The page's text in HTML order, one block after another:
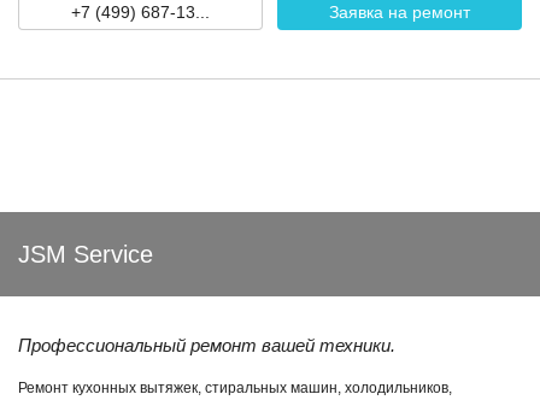
+7 (499) 687-13... Заявка на ремонт
JSM Service
Профессиональный ремонт вашей техники.
Ремонт кухонных вытяжек, стиральных машин, холодильников,